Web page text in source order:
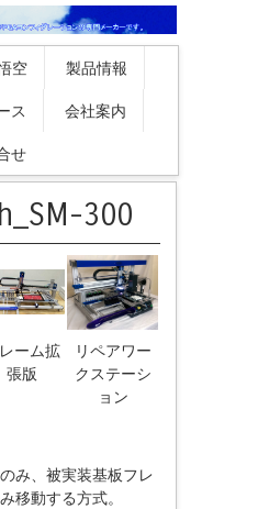
空 製品情報
ス 会社案内
せ
300
ーム拡
張版
リペアワー
クステーシ
ョン
み、被実装基板フレ
移動する方式。